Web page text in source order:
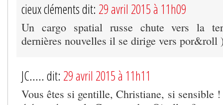
cieux cléments dit: 29 avril 2015 à 11h09
Un cargo spatial russe chute vers la
dernières nouvelles il se dirige vers por&roll
JC..... dit: 29 avril 2015 à 11h11
Vous êtes si gentille, Christiane, si sensible !